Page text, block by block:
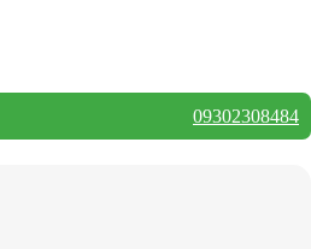
09302308484